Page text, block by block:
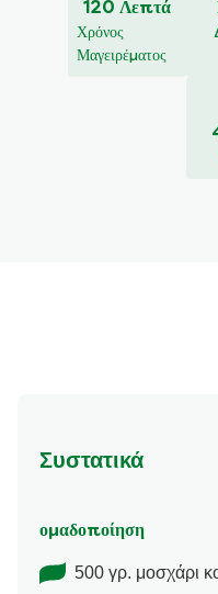
120 Λεπτά
Χρόνος
Μαγειρέματος
Συστατικά
ομαδοποίηση
500 γρ. μοσχάρι